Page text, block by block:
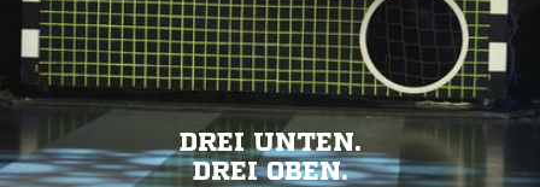
DREI UNTEN.
DREI OBEN.